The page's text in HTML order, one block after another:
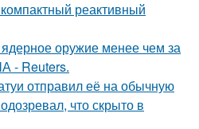
реактивный
оружие менее чем за
- Reuters.
отправил её на обычную
что скрыто в